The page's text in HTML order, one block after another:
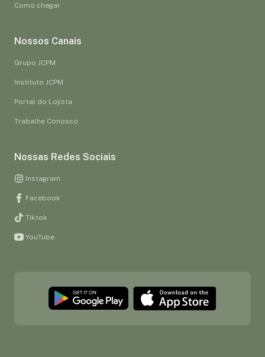
Como chegar
Nossos Canais
Grupo JCPM
Instituto JCPM
Portal do Lojista
Trabalhe Conosco
Nossas Redes Sociais
Instagram
Facebook
Tiktok
YouTube